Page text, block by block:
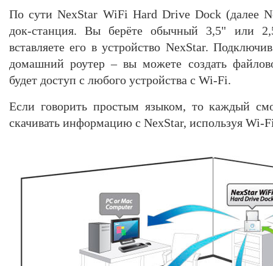
По сути NexStar WiFi Hard Drive Dock (далее
док-станция. Вы берёте обычный 3,5" или
вставляете его в устройство NexStar.
домашний роутер – вы можете создать
будет доступ с любого устройства с Wi-Fi.
Если говорить простым языком, то каждый
скачивать информацию с NexStar, используя Wi-